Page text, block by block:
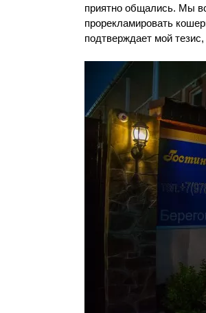
приятно общались. Мы
прорекламировать
подтверждает мой